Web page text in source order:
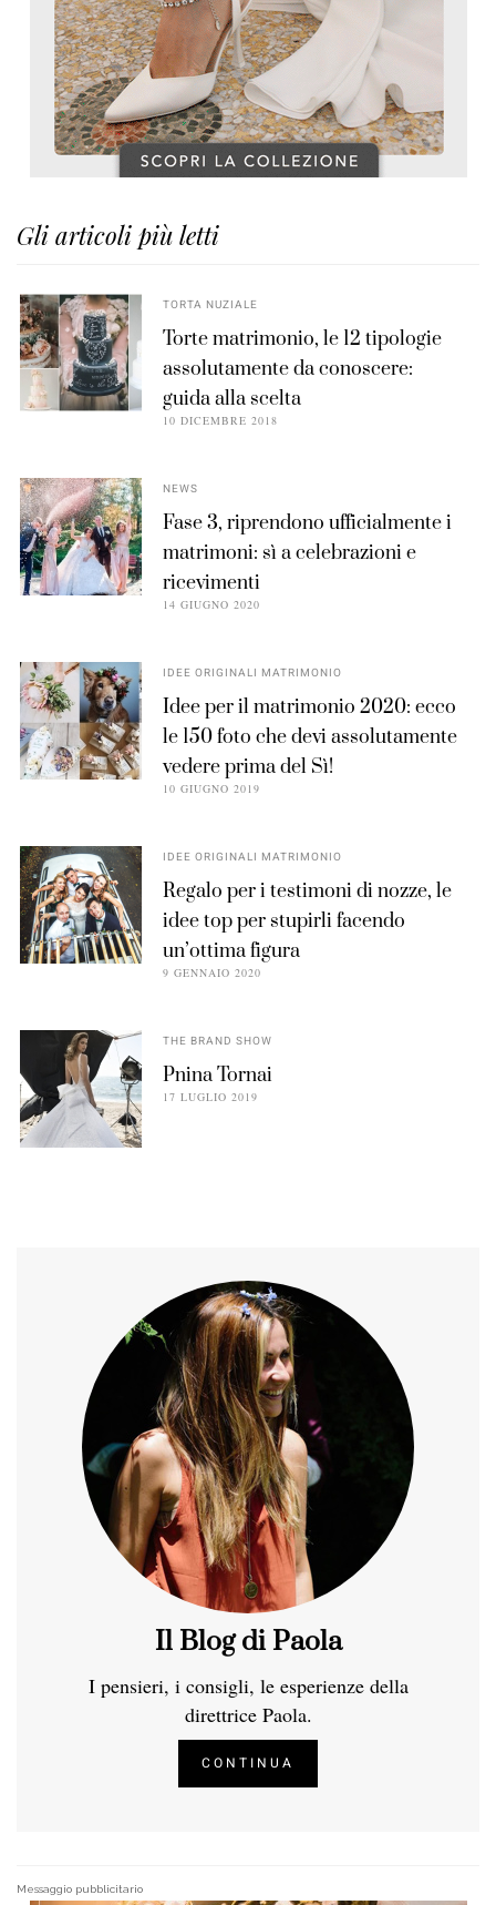
Gli articoli più letti
TORTA NUZIALE
Torte matrimonio, le 12 tipologie
assolutamente da conoscere:
guida alla scelta
10 DICEMBRE 2018
NEWS
Fase 3, riprendono ufficialmente i
matrimoni: sì a celebrazioni e
ricevimenti
14 GIUGNO 2020
IDEE ORIGINALI MATRIMONIO
Idee per il matrimonio 2020: ecco
le 150 foto che devi assolutamente
vedere prima del Sì!
10 GIUGNO 2019
IDEE ORIGINALI MATRIMONIO
Regalo per i testimoni di nozze, le
idee top per stupirli facendo
un’ottima figura
9 GENNAIO 2020
THE BRAND SHOW
Pnina Tornai
17 LUGLIO 2019
Il Blog di Paola
I pensieri, i consigli, le esperienze della
direttrice Paola.
CONTINUA
Messaggio pubblicitario